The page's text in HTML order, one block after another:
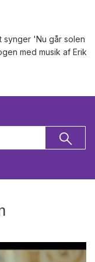
synger 'Nu går solen
med musik af Erik